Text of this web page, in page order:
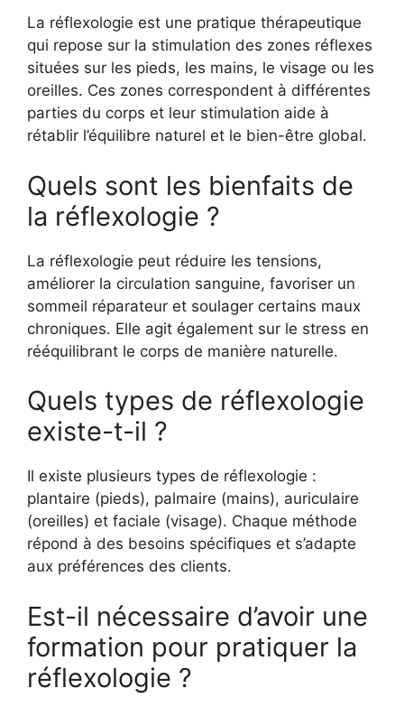
La réflexologie est une pratique thérapeutique
qui repose sur la stimulation des zones réflexes
situées sur les pieds, les mains, le visage ou les
oreilles. Ces zones correspondent à différentes
parties du corps et leur stimulation aide à
rétablir l’équilibre naturel et le bien-être global.
Quels sont les bienfaits de
la réflexologie ?
La réflexologie peut réduire les tensions,
améliorer la circulation sanguine, favoriser un
sommeil réparateur et soulager certains maux
chroniques. Elle agit également sur le stress en
rééquilibrant le corps de manière naturelle.
Quels types de réflexologie
existe-t-il ?
Il existe plusieurs types de réflexologie :
plantaire (pieds), palmaire (mains), auriculaire
(oreilles) et faciale (visage). Chaque méthode
répond à des besoins spécifiques et s’adapte
aux préférences des clients.
Est-il nécessaire d’avoir une
formation pour pratiquer la
réflexologie ?